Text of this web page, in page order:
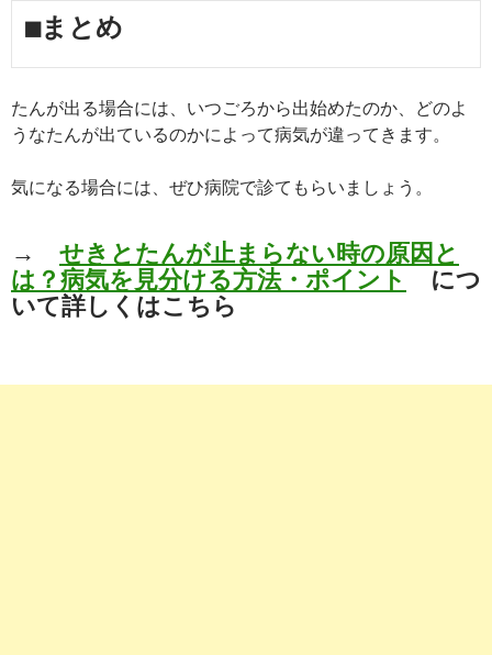
■まとめ
たんが出る場合には、いつごろから出始めたのか、どのよ
うなたんが出ているのかによって病気が違ってきます。
気になる場合には、ぜひ病院で診てもらいましょう。
→ せきとたんが止まらない時の原因と
は？病気を見分ける方法・ポイント
につ
いて詳しくはこちら